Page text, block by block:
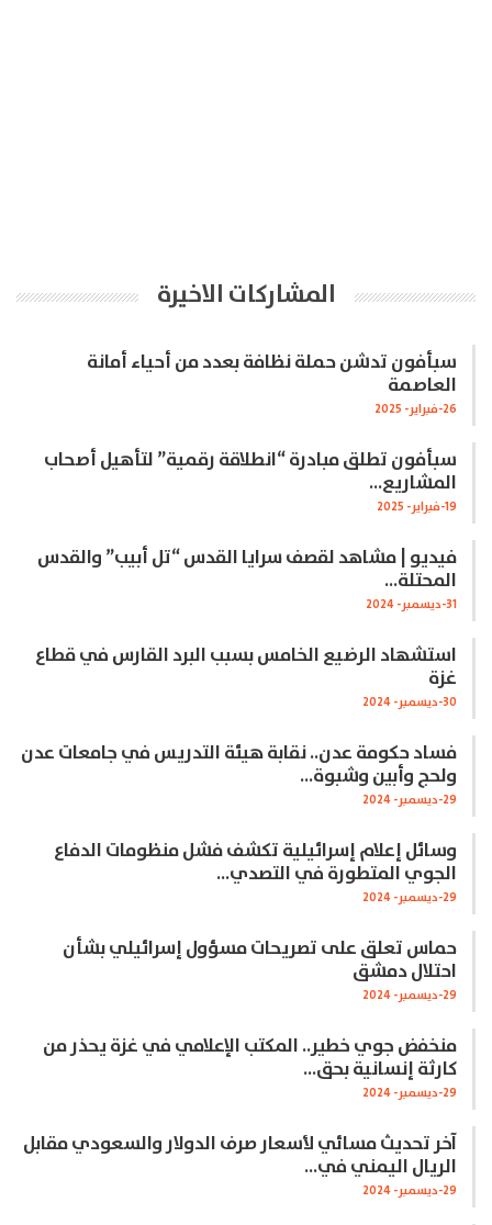
المشاركات الاخيرة
سبأفون تدشن حملة نظافة بعدد من أحياء أمانة
العاصمة
26-فبراير- 2025
سبأفون تطلق مبادرة “انطلاقة رقمية” لتأهيل أصحاب
المشاريع…
19-فبراير- 2025
فيديو | مشاهد لقصف سرايا القدس “تل أبيب” والقدس
المحتلة…
31-ديسمبر- 2024
استشهاد الرضيع الخامس بسبب البرد القارس في قطاع
غزة
30-ديسمبر- 2024
فساد حكومة عدن.. نقابة هيئة التدريس في جامعات عدن
ولحج وأبين وشبوة…
29-ديسمبر- 2024
وسائل إعلام إسرائيلية تكشف فشل منظومات الدفاع
الجوي المتطورة في التصدي…
29-ديسمبر- 2024
حماس تعلق على تصريحات مسؤول إسرائيلي بشأن
احتلال دمشق
29-ديسمبر- 2024
منخفض جوي خطير.. المكتب الإعلامي في غزة يحذر من
كارثة إنسانية بحق…
29-ديسمبر- 2024
آخر تحديث مسائي لأسعار صرف الدولار والسعودي مقابل
الريال اليمني في…
29-ديسمبر- 2024